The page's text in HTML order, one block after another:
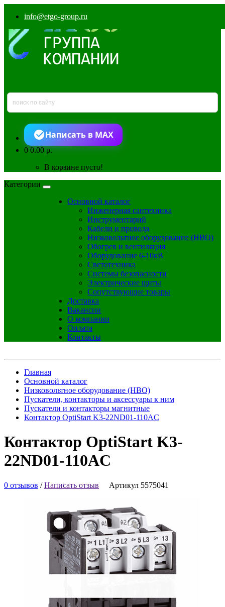
info@etgo-group.ru
Написать в MAX
00.00 р.
В корзине пусто!
Категории
Основной каталог
Инженерная сантехника
Инструментарий
Кабели и провода
Низковольтное оборудование (НВО)
Обогрев и вентиляция
Оборудование 6-10кВ
Светотехника
Системы безопасности
Электрические щиты
Сопутствующие товары
Доставка
Вакансии
О компании
Оплата
Контакты
Главная
Основной каталог
Низковольтное оборудование (НВО)
Пускатели, контакторы и аксессуары к ним
Пускатели и контакторы магнитные
Контактор OptiStart K3-22ND01-110AC
Контактор OptiStart K3-
22ND01-110AC
0 отзывов /Написать отзыв Артикул 5575041